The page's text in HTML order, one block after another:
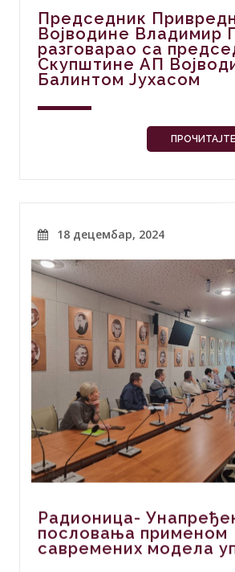
Председник
Војводине Владимир
разговарао са
Скупштине АП
Балинтом Јухасом
18 децембар, 2024
Радионица-
пословања применом
савремених модела